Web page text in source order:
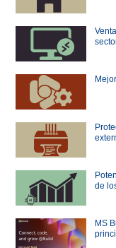
de
MS